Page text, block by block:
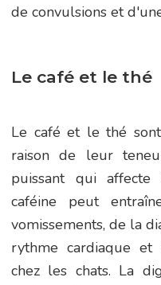
de convulsions et
Le café et le thé
Le café et le thé
raison de leur
puissant qui
caféine peut
vomissements, de la
rythme cardiaque et
chez les chats. La